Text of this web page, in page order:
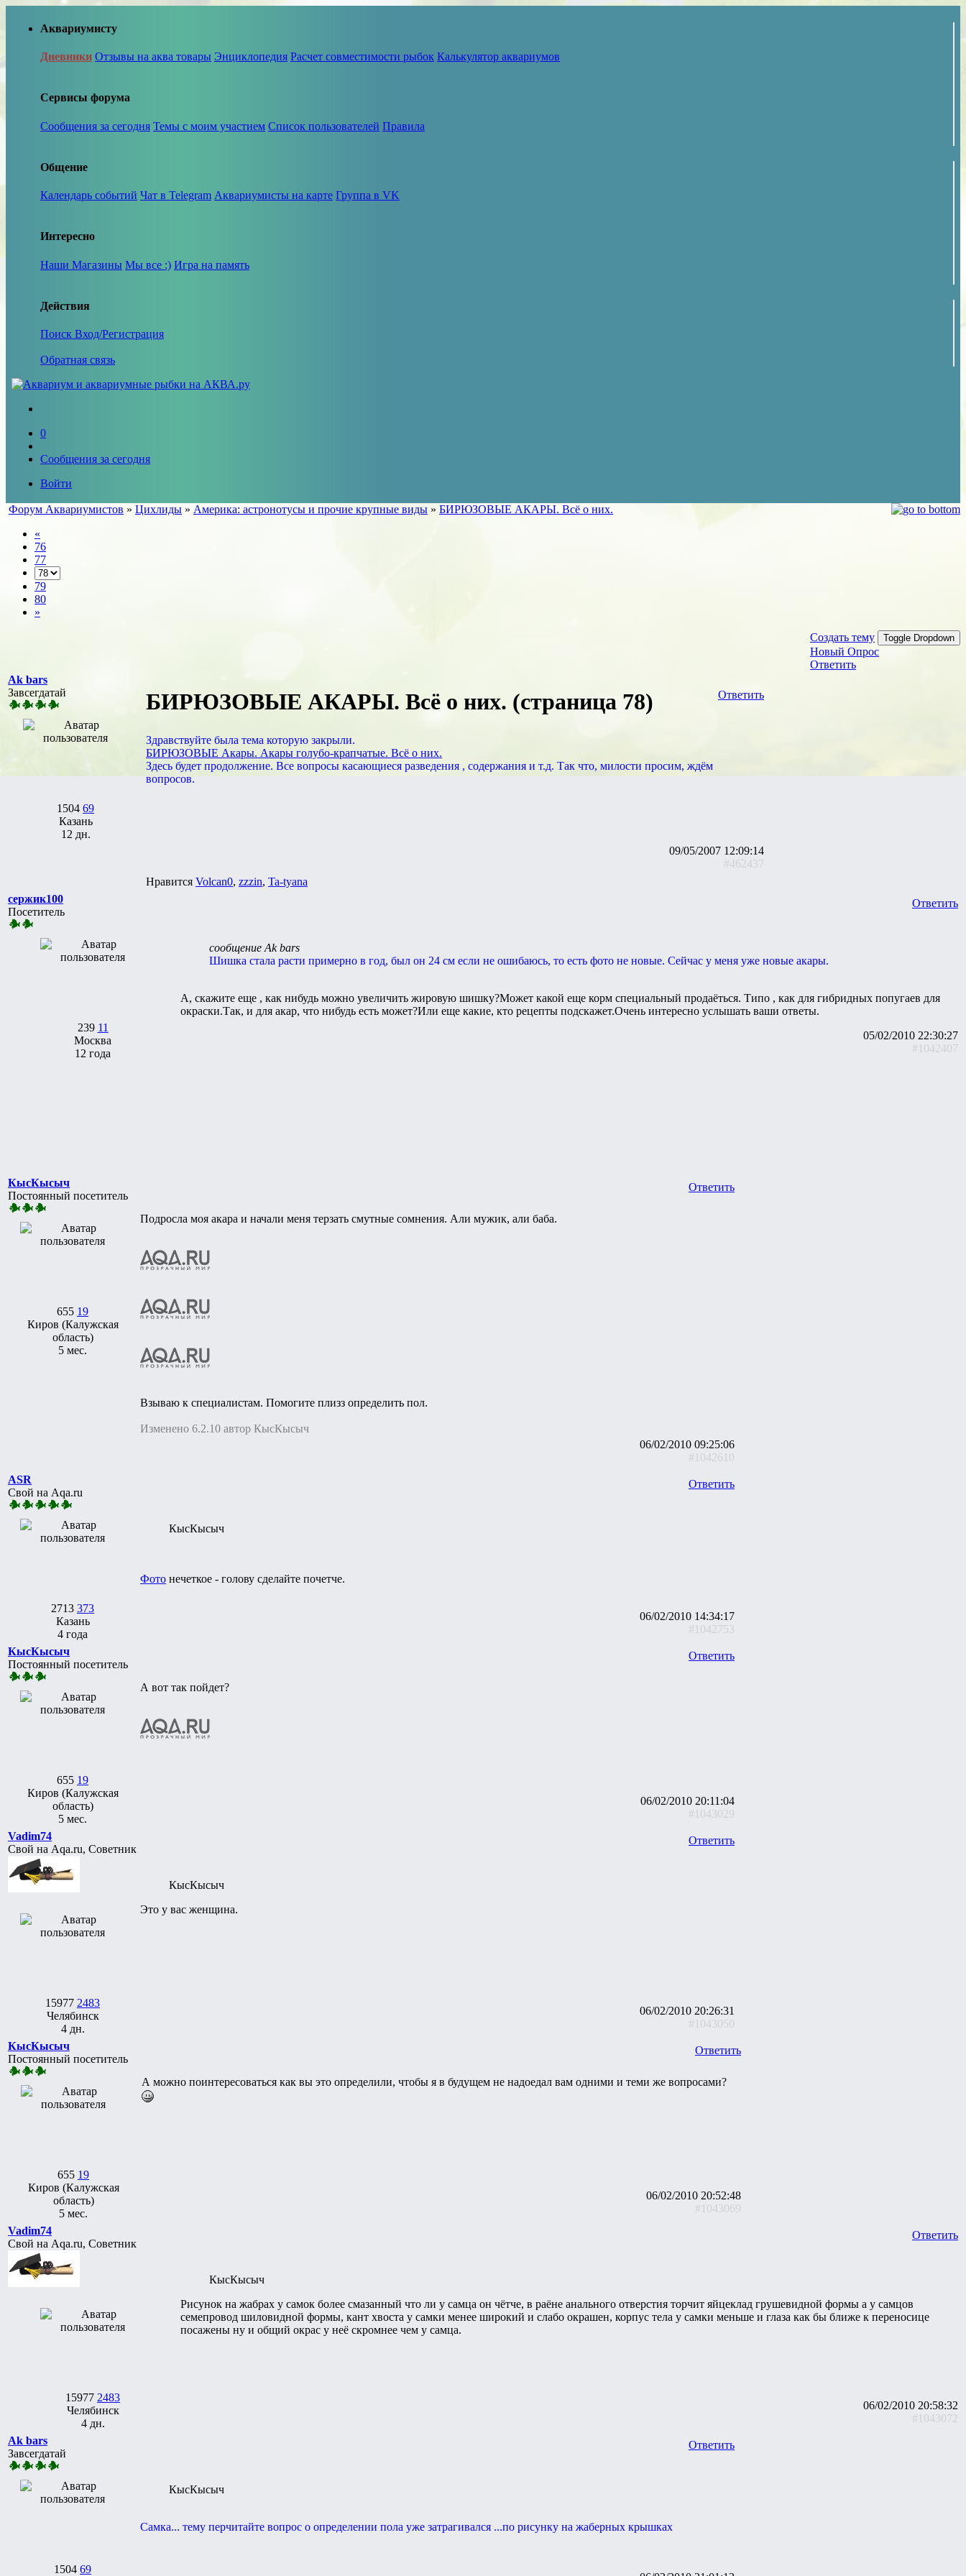
Аквариумисту
Дневники Отзывы на аква товары Энциклопедия Расчет совместимости рыбок Калькулятор аквариумов
Сервисы форума
Сообщения за сегодня Темы с моим участием Список пользователей Правила
Общение
Календарь событий Чат в Telegram Аквариумисты на карте Группа в VK
Интересно
Наши Магазины Мы все :) Игра на память
Действия
Поиск Вход/Регистрация
Обратная связь
0
Сообщения за сегодня
Войти
Форум Аквариумистов » Цихлиды » Америка: астронотусы и прочие крупные виды » БИРЮЗОВЫЕ АКАРЫ. Всё о них.
«
76
77
79
80
»
Создать тему Toggle Dropdown
Новый Опрос
Ответить
Ak bars
Завсегдатай
1504 69
Казань
12 дн.
Ответить
БИРЮЗОВЫЕ АКАРЫ. Всё о них. (страница 78)
Здравствуйте была тема которую закрыли.
БИРЮЗОВЫЕ Акары. Акары голубо-крапчатые. Всё о них.
Здесь будет продолжение. Все вопросы касающиеся разведения , содержания и т.д. Так что, милости просим, ждём
вопросов.
09/05/2007 12:09:14
#462437
Нравится Volcan0, zzzin, Ta-tyana
сержик100
Посетитель
239 11
Москва
12 года
Ответить
сообщение Ak bars
Шишка стала расти примерно в год, был он 24 см если не ошибаюсь, то есть фото не новые. Сейчас у меня уже новые акары.
А, скажите еще , как нибудь можно увеличить жировую шишку?Может какой еще корм специальный продаёться. Типо , как для гибридных попугаев для
окраски.Так, и для акар, что нибудь есть может?Или еще какие, кто рецепты подскажет.Очень интересно услышать ваши ответы.
05/02/2010 22:30:27
#1042407
КысКысыч
Постоянный посетитель
655 19
Киров (Калужская
область)
5 мес.
Ответить
Подросла моя акара и начали меня терзать смутные сомнения. Али мужик, али баба.
Взываю к специалистам. Помогите плизз определить пол.
Изменено 6.2.10 автор КысКысыч
06/02/2010 09:25:06
#1042610
ASR
Свой на Aqa.ru
2713 373
Казань
4 года
Ответить
КысКысыч
Фото нечеткое - голову сделайте почетче.
06/02/2010 14:34:17
#1042753
КысКысыч
Постоянный посетитель
655 19
Киров (Калужская
область)
5 мес.
Ответить
А вот так пойдет?
06/02/2010 20:11:04
#1043029
Vadim74
Свой на Aqa.ru, Советник
15977 2483
Челябинск
4 дн.
Ответить
КысКысыч
Это у вас женщина.
06/02/2010 20:26:31
#1043050
КысКысыч
Постоянный посетитель
655 19
Киров (Калужская
область)
5 мес.
Ответить
А можно поинтересоваться как вы это определили, чтобы я в будущем не надоедал вам одними и теми же вопросами?
06/02/2010 20:52:48
#1043069
Vadim74
Свой на Aqa.ru, Советник
15977 2483
Челябинск
4 дн.
Ответить
КысКысыч
Рисунок на жабрах у самок более смазанный что ли у самца он чётче, в раёне анального отверстия торчит яйцеклад грушевидной формы а у самцов
семепровод шиловидной формы, кант хвоста у самки менее широкий и слабо окрашен, корпус тела у самки меньше и глаза как бы ближе к переносице
посажены ну и общий окрас у неё скромнее чем у самца.
06/02/2010 20:58:32
#1043072
Ak bars
Завсегдатай
1504 69
Ответить
КысКысыч
Самка... тему перчитайте вопрос о определении пола уже затрагивался ...по рисунку на жаберных крышках